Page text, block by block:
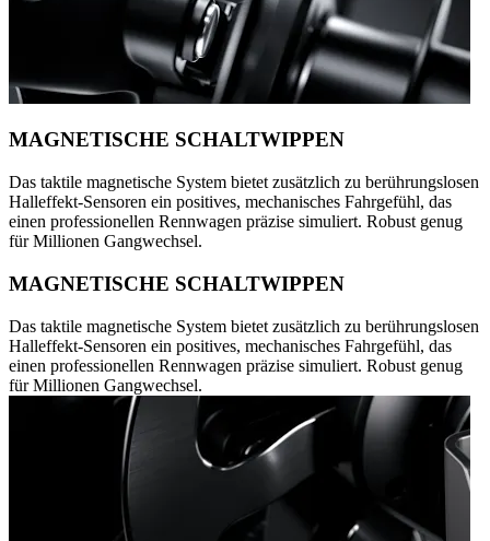
MAGNETISCHE SCHALTWIPPEN
Das taktile magnetische System bietet zusätzlich zu berührungslosen
Halleffekt-Sensoren ein positives, mechanisches Fahrgefühl, das
einen professionellen Rennwagen präzise simuliert. Robust genug
für Millionen Gangwechsel.
MAGNETISCHE SCHALTWIPPEN
Das taktile magnetische System bietet zusätzlich zu berührungslosen
Halleffekt-Sensoren ein positives, mechanisches Fahrgefühl, das
einen professionellen Rennwagen präzise simuliert. Robust genug
für Millionen Gangwechsel.